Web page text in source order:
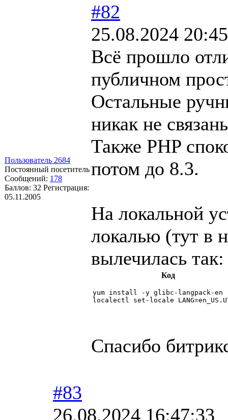
Пользователь 2684
Постоянный посетитель
Сообщений: 178
Баллов: 32 Регистрация:
05.11.2005
#82
25.08.2024
Всё прошло
публичном
Остальные
никак не
Также PHP
потом до 8.3.
На локальной
локалью (тут в
вылечилась так:
Код
yum install -y glibc-langpack-en
localectl set-locale
Спасибо
#83
26.08.2024 16:47:33